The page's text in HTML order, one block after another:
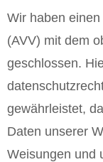
Wir haben
(AVV) mit dem
geschlossen.
gewährleistet,
Daten unserer
Weisungen und